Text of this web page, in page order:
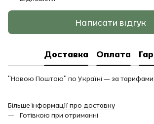
Написати відгук
Доставка Оплата
"Новою Поштою" по Україні — за
Більше інформації про доставку
Готівкою при отриманні